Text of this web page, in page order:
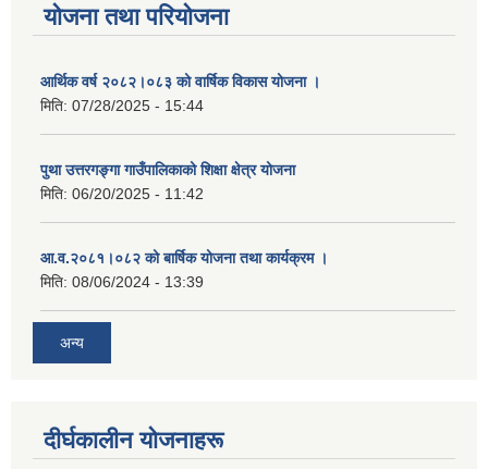
योजना तथा परियोजना
आर्थिक वर्ष २०८२।०८३ को वार्षिक विकास योजना ।
मिति: 07/28/2025 - 15:44
पुथा उत्तरगङ्गा गाउँपालिकाको शिक्षा क्षेत्र योजना
मिति: 06/20/2025 - 11:42
आ.व.२०८१।०८२ को बार्षिक योजना तथा कार्यक्रम ।
मिति: 08/06/2024 - 13:39
अन्य
दीर्घकालीन योजनाहरू